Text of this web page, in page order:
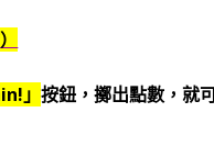
」按鈕，擲出點數，就